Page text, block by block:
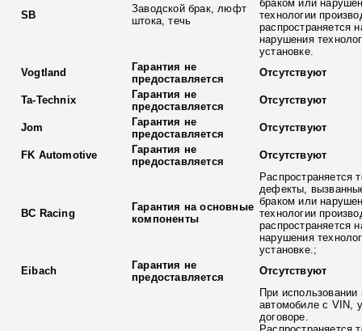
SB
Заводской брак, люфт
штока, течь
браком или
технологии
распространяется
нарушения
установке.
Vogtland
Гарантия не
предоставляется
Отсутствуют
Ta-Technix
Гарантия не
предоставляется
Отсутствуют
Jom
Гарантия не
предоставляется
Отсутствуют
FK Automotive
Гарантия не
предоставляется
Отсутствуют
BC Racing
Гарантия на основные
компоненты
Распространяется
дефекты,
браком или
технологии
распространяется
нарушения
установке.;
Eibach
Гарантия не
предоставляется
Отсутствуют
При использовании
автомобиле с VIN,
договоре.